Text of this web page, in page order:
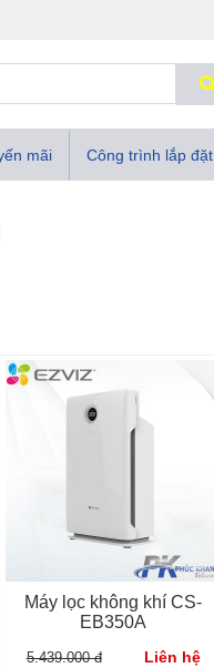
mãi Công trình lắp đặt
Máy lọc không khí CS-
EB350A
5.439.000 đ Liên hệ